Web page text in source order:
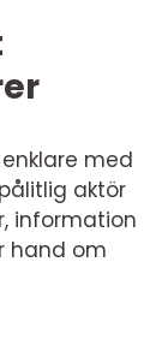
med
aktör
information
hand om